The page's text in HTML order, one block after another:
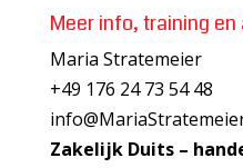
Meer info, training en
Maria Stratemeier
+49 176 24 73 54 48
Zakelijk Duits –